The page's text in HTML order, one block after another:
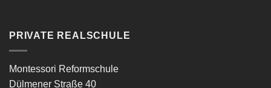
PRIVATE REALSCHULE
Montessori Reformschule
Dülmener Straße 40